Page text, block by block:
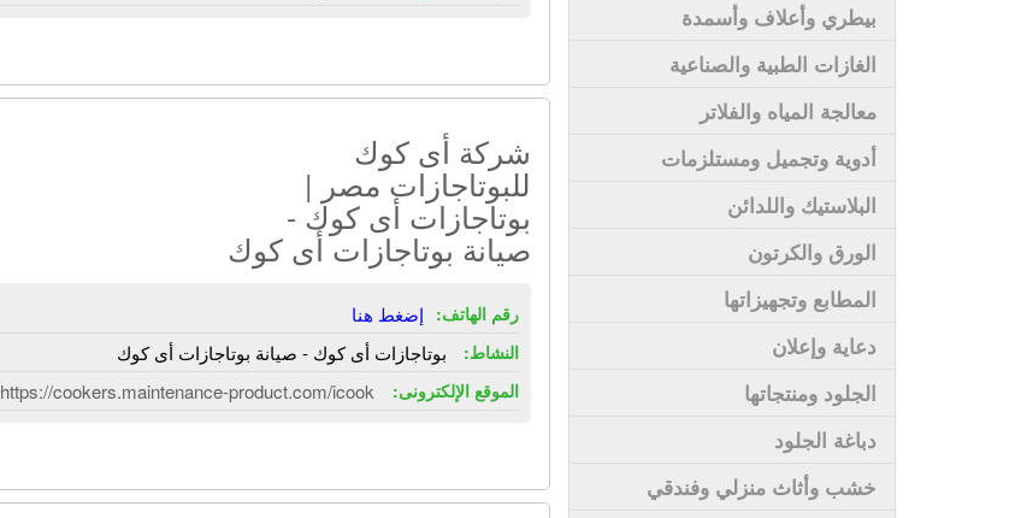
بيطري وأعلاف وأسمدة
الغازات الطبية والصناعية
معالجة المياه والفلاتر
أدوية وتجميل ومستلزمات
البلاستيك واللدائن
الورق والكرتون
المطابع وتجهيزاتها
دعاية وإعلان
الجلود ومنتجاتها
دباغة الجلود
خشب وأثاث منزلي وفندقي
شركة أى كوك
للبوتاجازات مصر |
بوتاجازات أى كوك -
صيانة بوتاجازات أى كوك
رقم الهاتف: إضغط هنا
النشاط: بوتاجازات أى كوك - صيانة بوتاجازات أى كوك
الموقع الإلكترونى: https://cookers.maintenance-product.com/icook/